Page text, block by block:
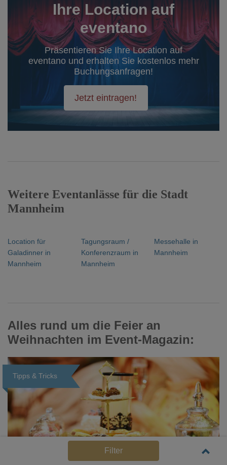
Filter
Ihre Location auf
eventano
Präsentieren Sie Ihre Location auf
eventano und erhalten Sie kostenlos mehr
Buchungsanfragen!
Jetzt eintragen!
Weitere Eventanlässe für die Stadt
Mannheim
Location für
Galadinner in
Mannheim
Tagungsraum /
Konferenzraum in
Mannheim
Messehalle in
Mannheim
Alles rund um die Feier an
Weihnachten im Event-Magazin:
Tipps & Tricks
Loading...